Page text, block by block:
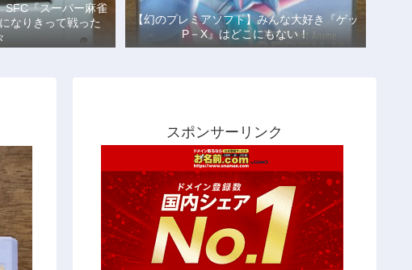
SFC『スーパー麻雀
なりきって戦った
【幻のプレミアソフト】みんな大好き『ゲッ
P－X』はどこにもない！
スポンサーリンク